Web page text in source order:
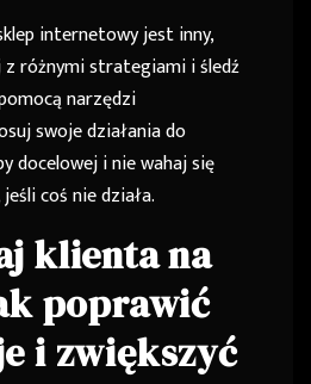
internetowy jest inny,
różnymi strategiami i śledź
narzędzi
swoje działania do
docelowej i nie wahaj się
coś nie działa.
klienta na
poprawić
i zwiększyć